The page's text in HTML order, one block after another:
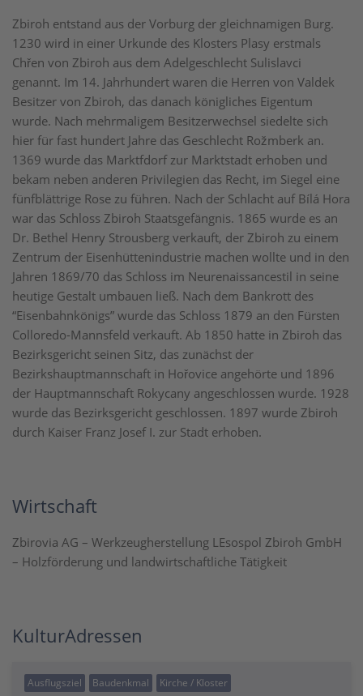
Zbiroh entstand aus der Vorburg der gleichnamigen Burg.
1230 wird in einer Urkunde des Klosters Plasy erstmals
Chřen von Zbiroh aus dem Adelgeschlecht Sulislavci
genannt. Im 14. Jahrhundert waren die Herren von Valdek
Besitzer von Zbiroh, das danach königliches Eigentum
wurde. Nach mehrmaligem Besitzerwechsel siedelte sich
hier für fast hundert Jahre das Geschlecht Rožmberk an.
1369 wurde das Marktfdorf zur Marktstadt erhoben und
bekam neben anderen Privilegien das Recht, im Siegel eine
fünfblättrige Rose zu führen. Nach der Schlacht auf Bílá Hora
war das Schloss Zbiroh Staatsgefängnis. 1865 wurde es an
Dr. Bethel Henry Strousberg verkauft, der Zbiroh zu einem
Zentrum der Eisenhüttenindustrie machen wollte und in den
Jahren 1869/70 das Schloss im Neurenaissancestil in seine
heutige Gestalt umbauen ließ. Nach dem Bankrott des
“Eisenbahnkönigs” wurde das Schloss 1879 an den Fürsten
Colloredo-Mannsfeld verkauft. Ab 1850 hatte in Zbiroh das
Bezirksgericht seinen Sitz, das zunächst der
Bezirkshauptmannschaft in Hořovice angehörte und 1896
der Hauptmannschaft Rokycany angeschlossen wurde. 1928
wurde das Bezirksgericht geschlossen. 1897 wurde Zbiroh
durch Kaiser Franz Josef I. zur Stadt erhoben.
Wirtschaft
Zbirovia AG – Werkzeugherstellung LEsospol Zbiroh GmbH
– Holzförderung und landwirtschaftliche Tätigkeit
KulturAdressen
Ausflugsziel Baudenkmal Kirche / Kloster